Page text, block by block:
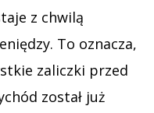
z chwilą
To oznacza,
zaliczki przed
został już